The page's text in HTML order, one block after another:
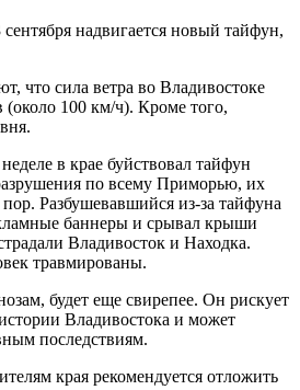
надвигается новый тайфун,
что сила ветра во Владивостоке
(около 100 км/ч). Кроме того,
в крае буйствовал тайфун
по всему Приморью, их
Разбушевавшийся из-за тайфуна
баннеры и срывал крыши
Владивосток и Находка.
травмированы.
будет еще свирепее. Он рискует
Владивостока и может
последствиям.
края рекомендуется отложить